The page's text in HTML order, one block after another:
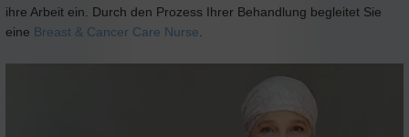
ihre Arbeit ein. Durch den Prozess Ihrer Behandlung begleitet Sie
eine Breast & Cancer Care Nurse